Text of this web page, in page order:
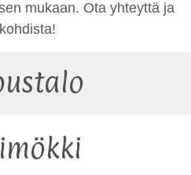
mukaan. Ota yhteyttä ja